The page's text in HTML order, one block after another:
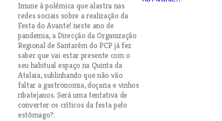
Imune à polémica que alastra nas
redes sociais sobre a realização da
Festa do Avante! neste ano de
pandemia, a Direcção da Organização
Regional de Santarém do PCP já fez
saber que vai estar presente com o
seu habitual espaço na Quinta da
Atalaia, sublinhando que não vão
faltar a gastronomia, doçaria e vinhos
ribatejanos. Será uma tentativa de
converter os críticos da festa pelo
estômago?.